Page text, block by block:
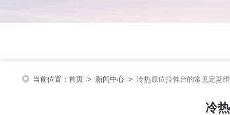
当前位置： 首页 > 新闻中心 > 冷热原位拉伸台的常见定期
冷